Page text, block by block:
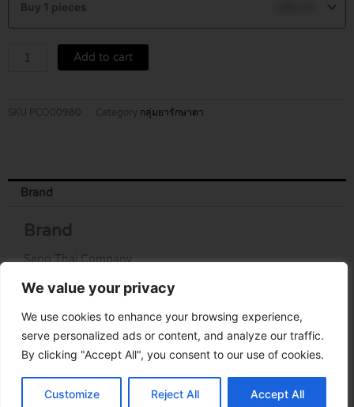
We value your privacy
We use cookies to enhance your browsing experience,
serve personalized ads or content, and analyze our traffic.
By clicking "Accept All", you consent to our use of cookies.
Customize Reject All Accept All
Buy 1 pieces
OINTMENT
STERILE
quantity
Add to cart
SKU PCO00980 Category กลุ่มยารักษาตา
Brand
Brand
Seng Thai Company